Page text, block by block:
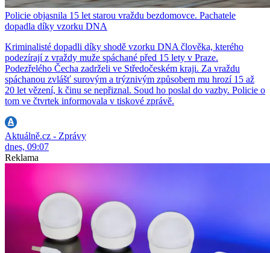
Policie objasnila 15 let starou vraždu bezdomovce. Pachatele
dopadla díky vzorku DNA
Kriminalisté dopadli díky shodě vzorku DNA člověka, kterého
podezírají z vraždy muže spáchané před 15 lety v Praze.
Podezřelého Čecha zadrželi ve Středočeském kraji. Za vraždu
spáchanou zvlášť surovým a trýznivým způsobem mu hrozí 15 až
20 let vězení, k činu se nepřiznal. Soud ho poslal do vazby. Policie o
tom ve čtvrtek informovala v tiskové zprávě.
Aktuálně.cz - Zprávy
dnes, 09:07
Reklama